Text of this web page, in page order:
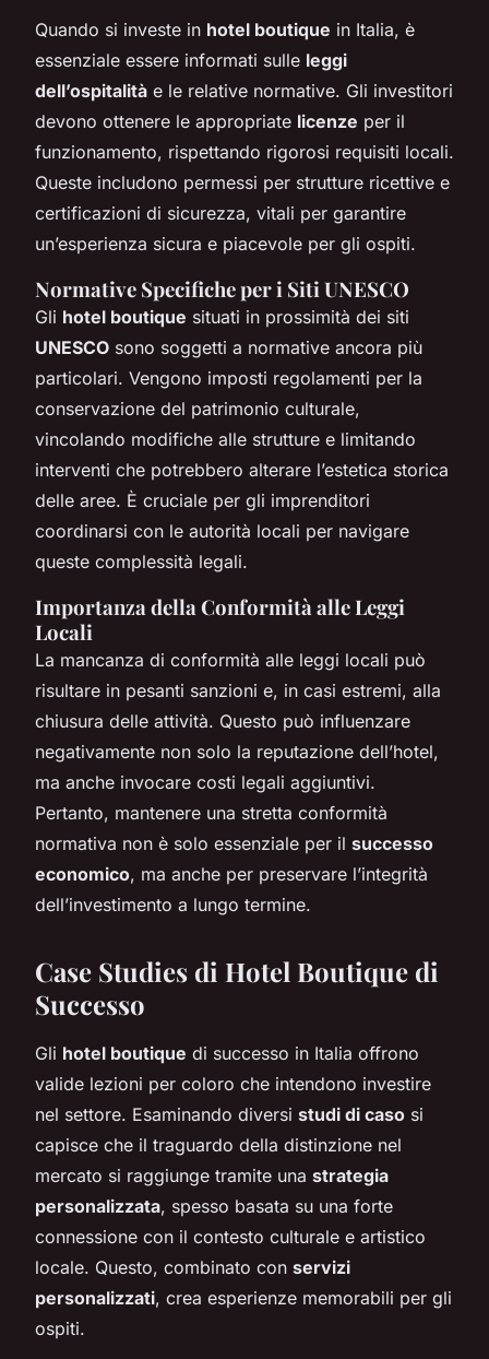
Quando si investe in hotel boutique in Italia, è
essenziale essere informati sulle leggi
dell’ospitalità e le relative normative. Gli investitori
devono ottenere le appropriate licenze per il
funzionamento, rispettando rigorosi requisiti locali.
Queste includono permessi per strutture ricettive e
certificazioni di sicurezza, vitali per garantire
un’esperienza sicura e piacevole per gli ospiti.
Normative Specifiche per i Siti UNESCO
Gli hotel boutique situati in prossimità dei siti
UNESCO sono soggetti a normative ancora più
particolari. Vengono imposti regolamenti per la
conservazione del patrimonio culturale,
vincolando modifiche alle strutture e limitando
interventi che potrebbero alterare l’estetica storica
delle aree. È cruciale per gli imprenditori
coordinarsi con le autorità locali per navigare
queste complessità legali.
Importanza della Conformità alle Leggi
Locali
La mancanza di conformità alle leggi locali può
risultare in pesanti sanzioni e, in casi estremi, alla
chiusura delle attività. Questo può influenzare
negativamente non solo la reputazione dell’hotel,
ma anche invocare costi legali aggiuntivi.
Pertanto, mantenere una stretta conformità
normativa non è solo essenziale per il successo
economico, ma anche per preservare l’integrità
dell’investimento a lungo termine.
Case Studies di Hotel Boutique di
Successo
Gli hotel boutique di successo in Italia offrono
valide lezioni per coloro che intendono investire
nel settore. Esaminando diversi studi di caso si
capisce che il traguardo della distinzione nel
mercato si raggiunge tramite una strategia
personalizzata, spesso basata su una forte
connessione con il contesto culturale e artistico
locale. Questo, combinato con servizi
personalizzati, crea esperienze memorabili per gli
ospiti.